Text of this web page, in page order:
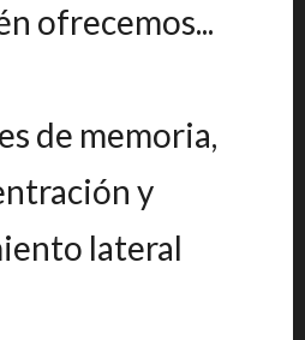
ofrecemos...
de memoria,
y
lateral